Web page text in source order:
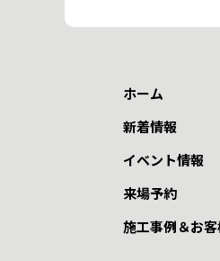
ホーム
新着情報
イベント情報
来場予約
施工事例＆お